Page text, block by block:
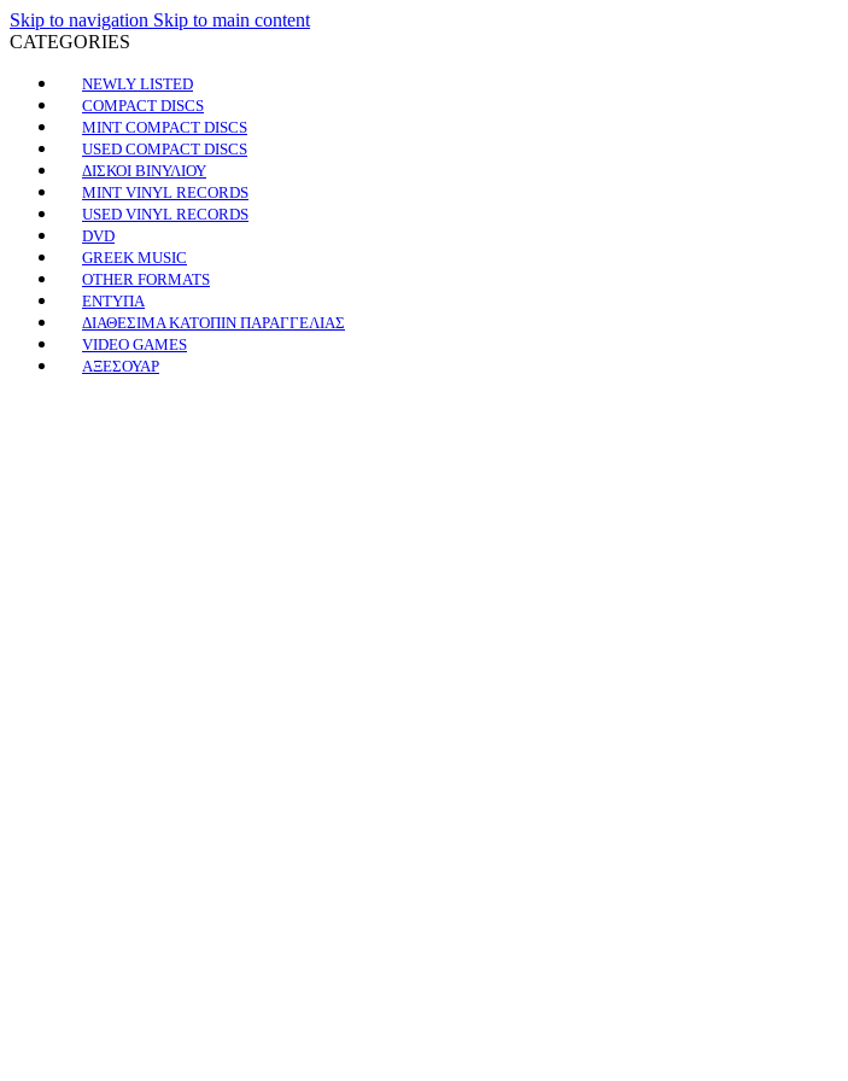
Skip to navigation Skip to main content
CATEGORIES
NEWLY LISTED
COMPACT DISCS
MINT COMPACT DISCS
USED COMPACT DISCS
ΔΙΣΚΟΙ ΒΙΝΥΛΙΟΥ
MINT VINYL RECORDS
USED VINYL RECORDS
DVD
GREEK MUSIC
OTHER FORMATS
ΕΝΤΥΠΑ
ΔΙΑΘΕΣΙΜΑ ΚΑΤΟΠΙΝ ΠΑΡΑΓΓΕΛΙΑΣ
VIDEO GAMES
ΑΞΕΣΟΥΑΡ